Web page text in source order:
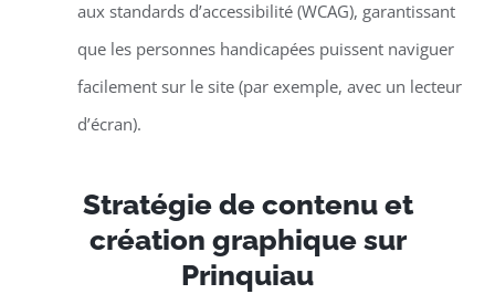
aux standards d’accessibilité (WCAG), garantissant
que les personnes handicapées puissent naviguer
facilement sur le site (par exemple, avec un lecteur
d’écran).
Stratégie de contenu et
création graphique sur
Prinquiau